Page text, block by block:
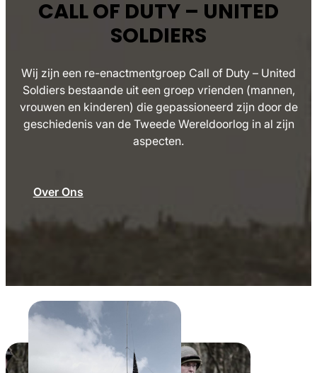
CALL OF DUTY – UNITED
SOLDIERS
Wij zijn een re-enactmentgroep Call of Duty – United
Soldiers bestaande uit een groep vrienden (mannen,
vrouwen en kinderen) die gepassioneerd zijn door de
geschiedenis van de Tweede Wereldoorlog in al zijn
aspecten.
Over Ons